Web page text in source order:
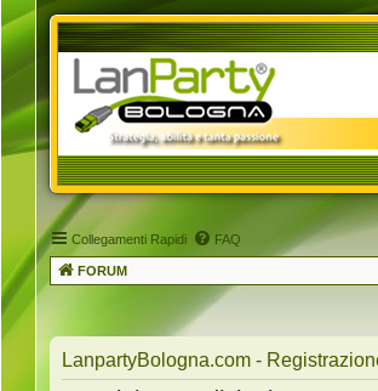
Collegamenti Rapidi FAQ
FORUM
LanpartyBologna.com -